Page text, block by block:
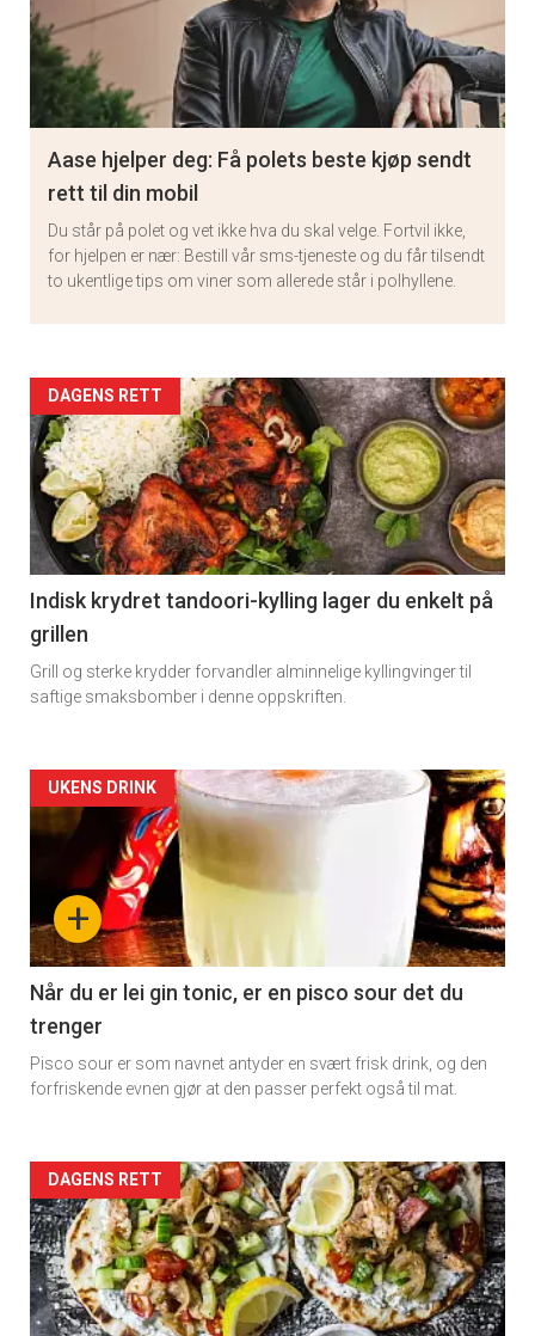
Aase hjelper deg: Få polets beste kjøp sendt
rett til din mobil
Du står på polet og vet ikke hva du skal velge. Fortvil ikke,
for hjelpen er nær: Bestill vår sms-tjeneste og du får tilsendt
to ukentlige tips om viner som allerede står i polhyllene.
Artikler
detail
-
section
11
DAGENS RETT
Indisk krydret tandoori-kylling lager du enkelt på
grillen
Grill og sterke krydder forvandler alminnelige kyllingvinger til
saftige smaksbomber i denne oppskriften.
Artikler
detail
section
11
Dagens
rett
+
UKENS DRINK
Når du er lei gin tonic, er en pisco sour det du
trenger
Pisco sour er som navnet antyder en svært frisk drink, og den
forfriskende evnen gjør at den passer perfekt også til mat.
Artikler
detail
-
DAGENS RETT